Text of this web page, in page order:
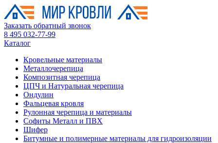
Заказать обратный звонок
8 495 032-77-99
Каталог
Кровельные материалы
Металлочерепица
Композитная черепица
ЦПЧ и Натуральная черепица
Ондулин
Фальцевая кровля
Рулонная черепица и материалы
Софиты Металл и ПВХ
Шифер
Битумные и полимерные материалы для гидроизоляции